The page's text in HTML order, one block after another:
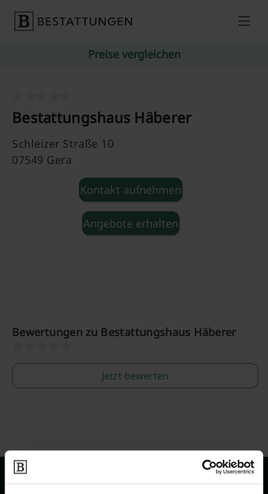
Preise vergleichen
Bestattungshaus Häberer
Schleizer Straße 10
07549 Gera
Kontakt aufnehmen
Angebote erhalten
Bewertungen zu Bestattungshaus Häberer
Jetzt bewerten